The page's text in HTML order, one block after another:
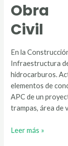
Obra
Civil
En la
Infraestructura
hidrocarburos.
elementos de
APC de un
trampas, área de
Obra
Leer más »